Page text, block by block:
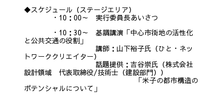
◆スケジュール（ステージエリア）
・10：00～ 実行委員長あいさつ
・10：30～ 基調講演「中心市街地の活性化
と公共交通の役割」
講師：山下裕子氏（ひと・ネッ
トワーククリエイター）
話題提供：吉谷崇氏（株式会社
設計領域 代表取締役/技術士（建設部門））
「米子の都市構造の
ポテンシャルについて」